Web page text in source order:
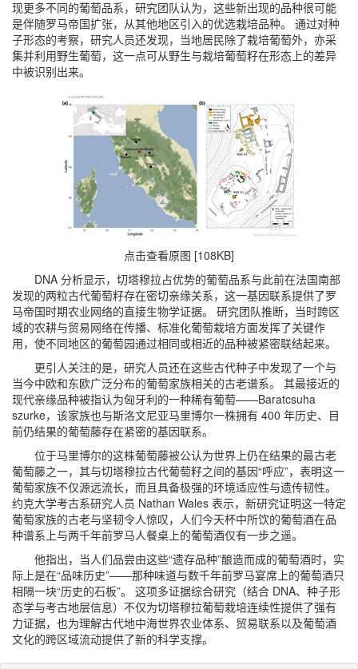
现更多不同的葡萄品系，研究团队认为，这些新出现的品种很可能
是伴随罗马帝国扩张，从其他地区引入的优选栽培品种。 通过对种
子形态的考察，研究人员还发现，当地居民除了栽培葡萄外，亦采
集并利用野生葡萄，这一点可从野生与栽培葡萄籽在形态上的差异
中被识别出来。
点击查看原图 [108KB]
DNA 分析显示，切塔穆拉占优势的葡萄品系与此前在法国南部
发现的两粒古代葡萄籽存在密切亲缘关系，这一基因联系提供了罗
马帝国时期农业网络的直接生物学证据。 研究团队推断，当时跨区
域的农耕与贸易网络在传播、标准化葡萄栽培方面发挥了关键作
用，使不同地区的葡萄园通过相同或相近的品种被紧密联结起来。
更引人关注的是，研究人员还在这些古代种子中发现了一个与
当今中欧和东欧广泛分布的葡萄家族相关的古老谱系。 其最接近的
现代亲缘品种被指认为匈牙利的一种稀有葡萄——Baratcsuha
szurke，该家族也与斯洛文尼亚马里博尔一株拥有 400 年历史、目
前仍结果的葡萄藤存在紧密的基因联系。
位于马里博尔的这株葡萄藤被公认为世界上仍在结果的最古老
葡萄藤之一，其与切塔穆拉古代葡萄籽之间的基因“呼应”，表明这一
葡萄家族不仅源远流长，而且具备极强的环境适应性与遗传韧性。
约克大学考古系研究人员 Nathan Wales 表示，新研究证明这一特定
葡萄家族的古老与坚韧令人惊叹，人们今天杯中所饮的葡萄酒在品
种谱系上与两千年前罗马人餐桌上的葡萄酒仅有一步之遥。
他指出，当人们品尝由这些“遗存品种”酿造而成的葡萄酒时，实
际上是在“品味历史”——那种味道与数千年前罗马宴席上的葡萄酒只
相隔一块“历史的石板”。 这项多证据综合研究（结合 DNA、种子形
态学与考古地层信息）不仅为切塔穆拉葡萄栽培连续性提供了强有
力证据，也为理解古代地中海世界农业体系、贸易联系以及葡萄酒
文化的跨区域流动提供了新的科学支撑。